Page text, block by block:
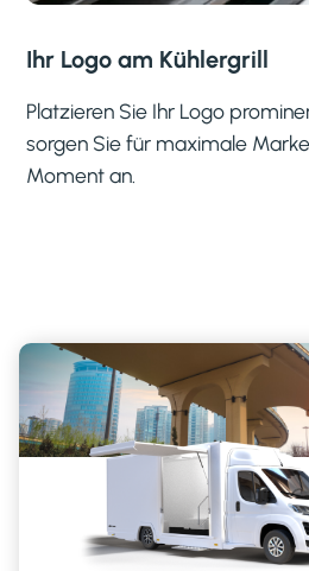
Ihr Logo am Kühlergrill
Platzieren Sie Ihr Logo
sorgen Sie für maximale
Moment an.